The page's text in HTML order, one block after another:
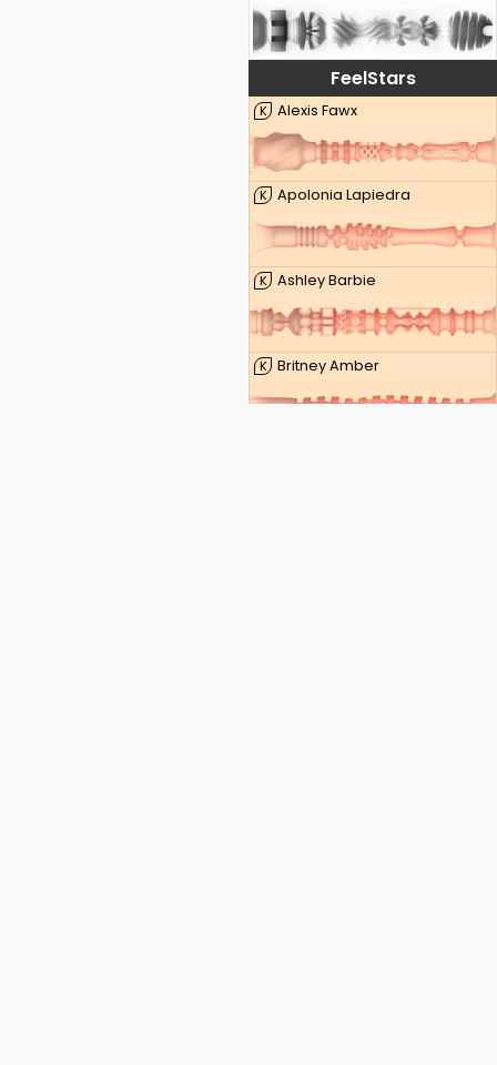
FeelStars
K Alexis Fawx
K Apolonia Lapiedra
K Ashley Barbie
K Britney Amber